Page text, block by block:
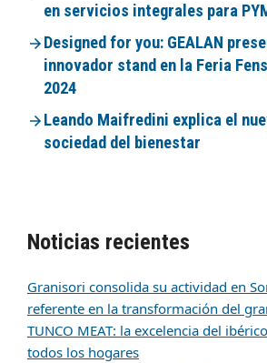
en servicios integrales para
Designed for you: GEALAN
innovador stand en la Feria
2024
Leando Maifredini explica el
sociedad del bienestar
Noticias recientes
Granisori consolida su actividad en
referente en la transformación del
TUNCO MEAT: la excelencia del
todos los hogares